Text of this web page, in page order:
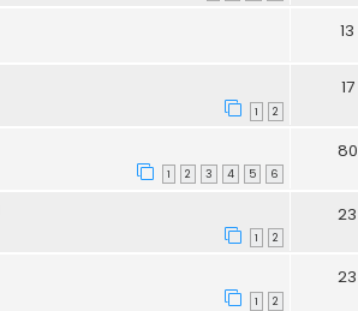
13
1 2
17
1 2 3 4 5 6
80
1 2
23
1 2
23